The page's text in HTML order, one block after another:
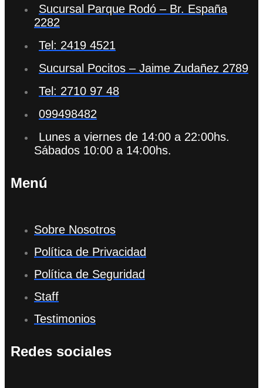
Sucursal Parque Rodó – Br. España
2282
Tel: 2419 4521
Sucursal Pocitos – Jaime Zudañez 2789
Tel: 2710 97 48
099498482
Lunes a viernes de 14:00 a 22:00hs.
Sábados 10:00 a 14:00hs.
Menú
Sobre Nosotros
Política de Privacidad
Política de Seguridad
Staff
Testimonios
Redes sociales